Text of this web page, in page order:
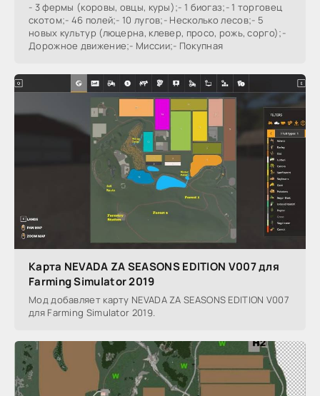
- 3 фермы (коровы, овцы, куры);- 1 биогаз;- 1 торговец
скотом;- 46 полей;- 10 лугов;- Несколько лесов;- 5
новых культур (люцерна, клевер, просо, рожь, сорго);-
Дорожное движение;- Миссии;- Покупная
Карта NEVADA ZA SEASONS EDITION V007 для
Farming Simulator 2019
Мод добавляет карту NEVADA ZA SEASONS EDITION V007
для Farming Simulator 2019.